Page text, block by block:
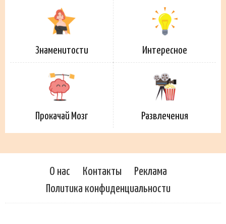
Знаменитости Интересное
Прокачай Мозг Развлечения
О нас Контакты
Реклама
Политика конфиденциальности